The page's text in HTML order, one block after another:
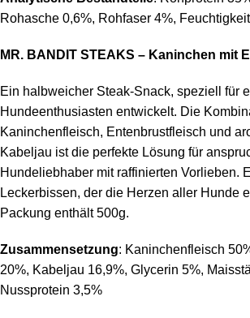
Rohasche 0,6%, Rohfaser 4%,
MR. BANDIT STEAKS – Kaninchen mit
Ein halbweicher Steak-Snack, speziell für
Hundeenthusiasten entwickelt. Die
Kaninchenfleisch, Entenbrustfleisch und
Kabeljau ist die perfekte Lösung für
Hundeliebhaber mit raffinierten Vorlieben.
Leckerbissen, der die Herzen aller Hunde
Packung enthält 500g.
Zusammensetzung: Kaninchenfleisch
20%, Kabeljau 16,9%, Glycerin 5%,
Nussprotein 3,5%